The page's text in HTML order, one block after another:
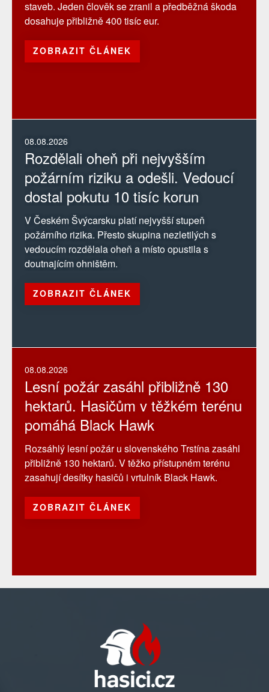
08.08.2026
Rozdělali oheň při nejvyšším
požárním riziku a odešli. Vedoucí
dostal pokutu 10 tisíc korun
V Českém Švýcarsku platí nejvyšší stupeň
požárního rizika. Přesto skupina nezletilých s
vedoucím rozdělala oheň a místo opustila s
doutnajícím ohništěm.
ZOBRAZIT ČLÁNEK
08.08.2026
Lesní požár zasáhl přibližně 130
hektarů. Hasičům v těžkém terénu
pomáhá Black Hawk
Rozsáhlý lesní požár u slovenského Trstína zasáhl
přibližně 130 hektarů. V těžko přístupném terénu
zasahují desítky hasičů i vrtulník Black Hawk.
ZOBRAZIT ČLÁNEK
staveb. Jeden člověk se zranil a předběžná škoda
dosahuje přibližně 400 tisíc eur.
ZOBRAZIT ČLÁNEK